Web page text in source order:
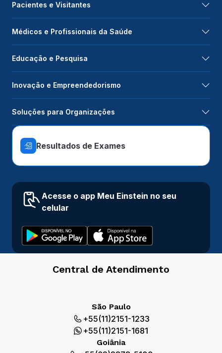
Pacientes e Visitantes
Médicos e Profissionais da Saúde
Educação e Pesquisa
Inovação e Empreendedorismo
Soluções para Organizações
Resultados de Exames
Acesse o app Meu Einstein no seu
celular
Central de Atendimento
São Paulo
+55(11)2151-1233
+55(11)2151-1681
Goiânia